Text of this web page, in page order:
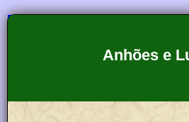
Anhões e